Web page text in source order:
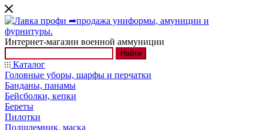
Интернет-магазин военной аммуниции
Найти
Каталог
Головные уборы, шарфы и перчатки
Банданы, панамы
Бейсболки, кепки
Береты
Пилотки
Подшлемник, маска